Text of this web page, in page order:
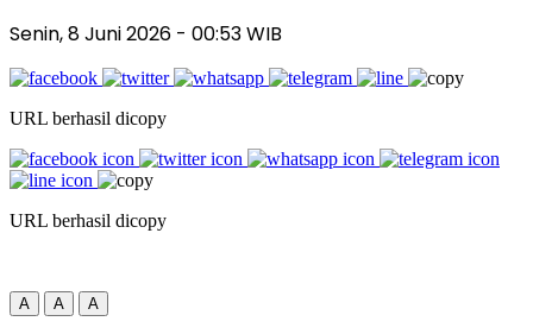
Senin, 8 Juni 2026 - 00:53 WIB
URL berhasil dicopy
URL berhasil dicopy
A A A